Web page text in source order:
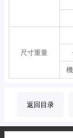
尺寸重量
返回目录